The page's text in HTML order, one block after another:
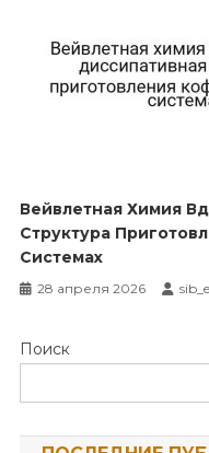
Вейвлетная Химия
Структура
Системах
28 апреля 2026
Поиск